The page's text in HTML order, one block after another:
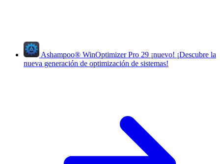
Ashampoo® WinOptimizer Pro 29 ¡nuevo! ¡Descubre la
nueva generación de optimización de sistemas!